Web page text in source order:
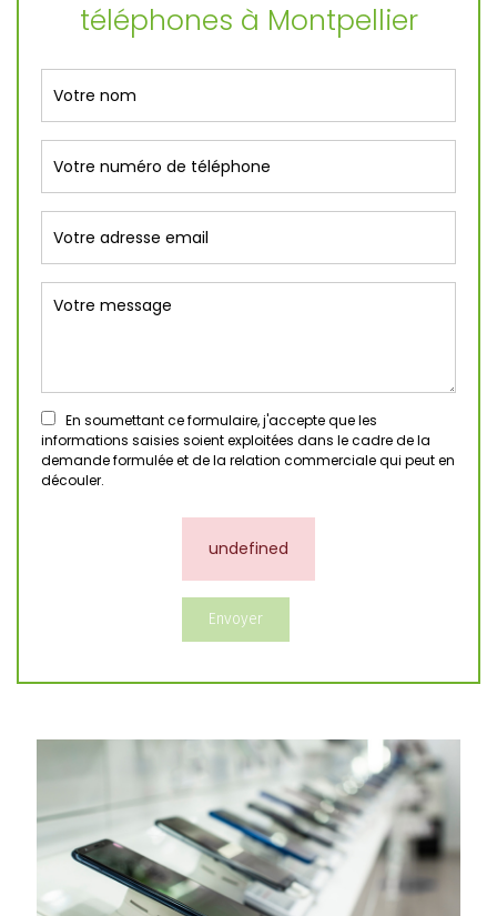
téléphones à Montpellier
En soumettant ce formulaire, j'accepte que les
informations saisies soient exploitées dans le cadre de la
demande formulée et de la relation commerciale qui peut en
découler.
undefined